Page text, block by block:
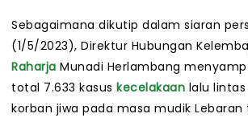
Sebagaimana dikutip dalam siaran
(1/5/2023), Direktur Hubungan
Raharja Munadi Herlambang
total 7.633 kasus kecelakaan lalu lintas
korban jiwa pada masa mudik Lebaran